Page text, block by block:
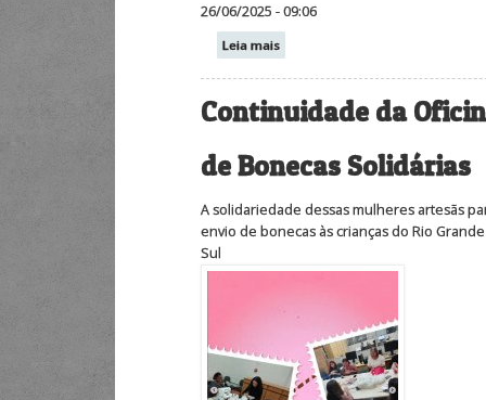
26/06/2025 - 09:06
Leia mais
Continuidade da
de Bonecas Solidárias
A solidariedade dessas mulheres artesãs
envio de bonecas às crianças do Rio
Sul